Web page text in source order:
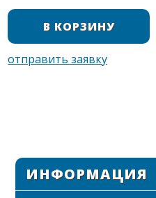
ИНФОРМАЦИЯ